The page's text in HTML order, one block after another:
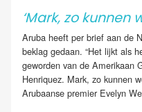
‘Mark, zo kunnen
Aruba heeft per brief aan de
beklag gedaan. “Het lijkt als
geworden van de Amerikaan
Henriquez. Mark, zo kunnen
Arubaanse premier Evelyn